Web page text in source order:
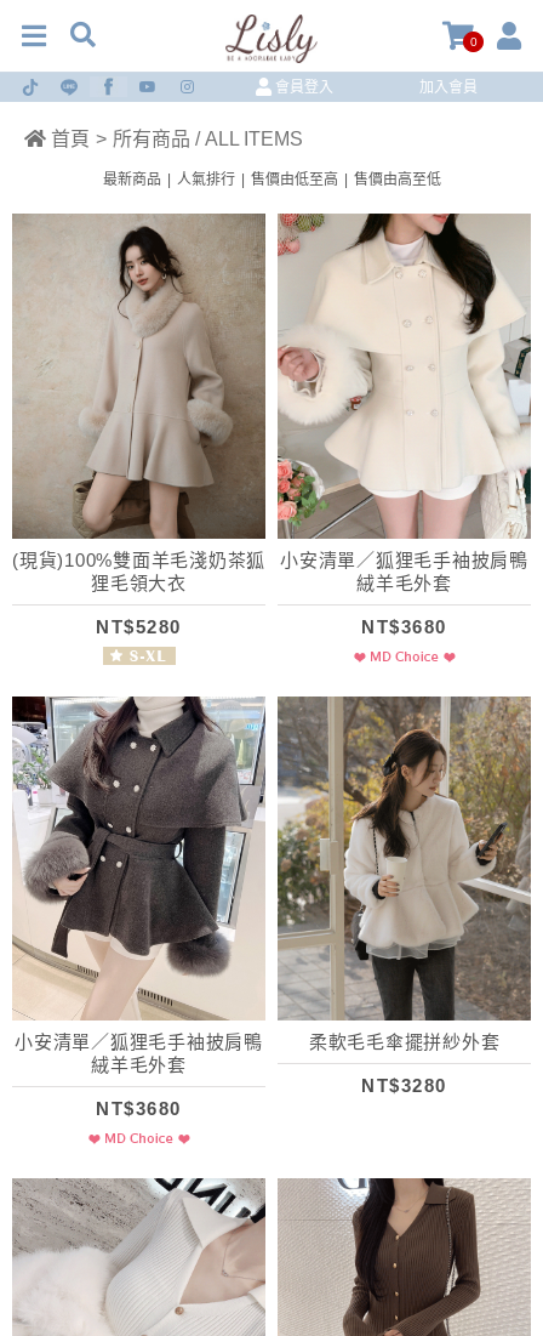
0
會員登入 加入會員
首頁 > 所有商品 / ALL ITEMS
最新商品 人氣排行 售價由低至高 售價由高至低
(現貨)100%雙面羊毛淺奶茶狐
狸毛領大衣
NT$5280
小安清單／狐狸毛手袖披肩鴨
絨羊毛外套
NT$3680
小安清單／狐狸毛手袖披肩鴨
絨羊毛外套
NT$3680
柔軟毛毛傘擺拼紗外套
NT$3280